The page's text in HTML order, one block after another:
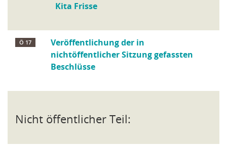
Kita Frisse
Ö 17
Veröffentlichung der in
nichtöffentlicher Sitzung gefassten
Beschlüsse
Nicht öffentlicher Teil: